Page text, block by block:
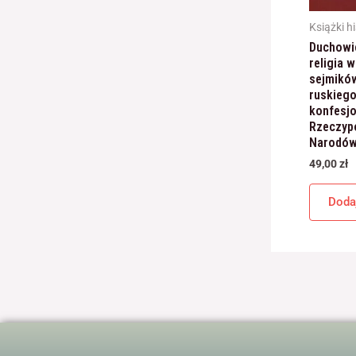
Książki
religia
49,00zł